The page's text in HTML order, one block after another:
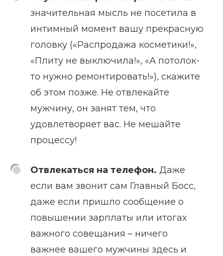
значительная мысль не посетила в
интимный момент вашу прекрасную
головку («Распродажа косметики!»,
«Плиту не выключила!», «А потолок-
то нужно ремонтировать!»), скажите
об этом позже. Не отвлекайте
мужчину, он занят тем, что
удовлетворяет вас. Не мешайте
процессу!
Отвлекаться на телефон. Даже
если вам звонит сам Главный Босс,
даже если пришло сообщение о
повышении зарплаты или итогах
важного совещания – ничего
важнее вашего мужчины здесь и